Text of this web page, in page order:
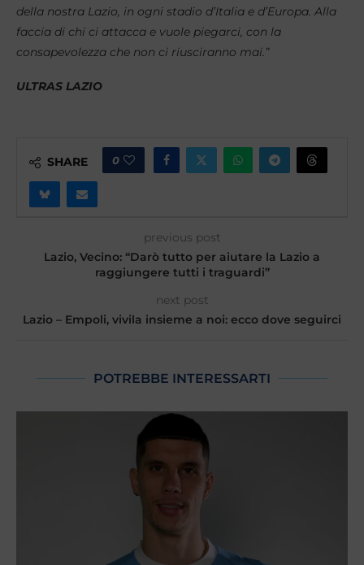
della nostra Lazio, in ogni stadio d’Italia e d’Europa. Alla
faccia di chi ci attacca e vuole piegarci, con la
consapevolezza che non ci riusciranno mai.”
ULTRAS LAZIO
SHARE 0
previous post
Lazio, Vecino: “Darò tutto per aiutare la Lazio a
raggiungere tutti i traguardi”
next post
Lazio – Empoli, vivila insieme a noi: ecco dove seguirci
POTREBBE INTERESSARTI